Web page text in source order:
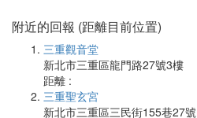
附近的回報 (距離目前位置)
三重觀音堂
新北市三重區龍門路27號3樓
距離 :
三重聖玄宮
新北市三重區三民街155巷27號